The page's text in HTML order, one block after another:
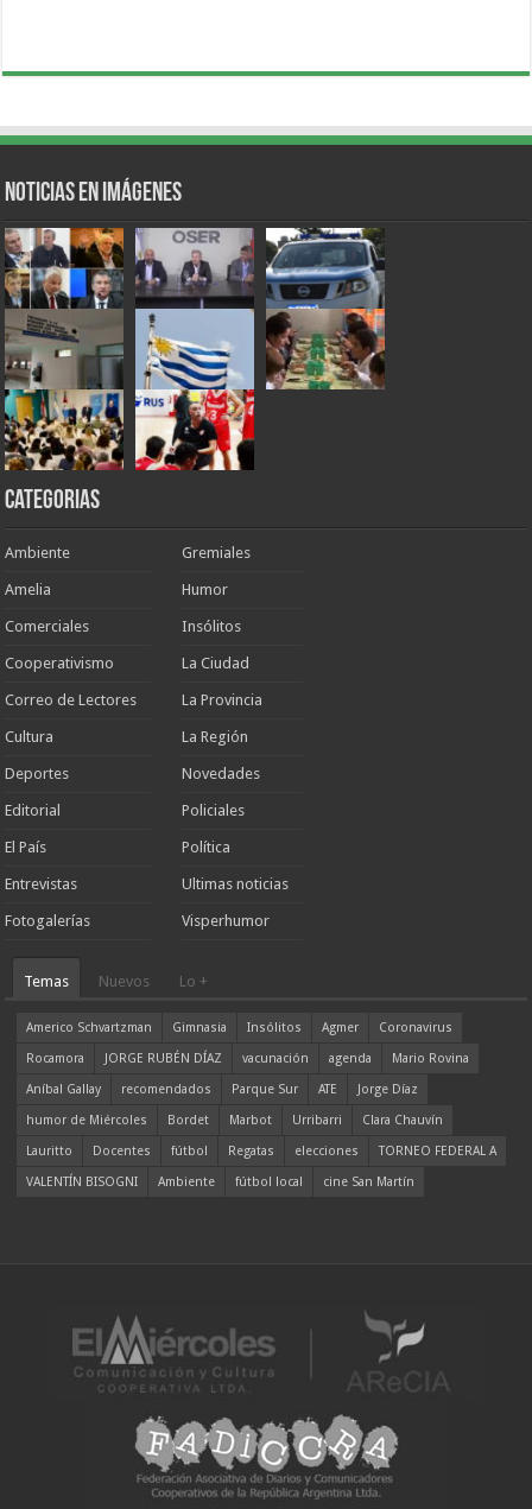
Noticias en Imágenes
Categorias
Ambiente
Amelia
Comerciales
Cooperativismo
Correo de Lectores
Cultura
Deportes
Editorial
El País
Entrevistas
Fotogalerías
Gremiales
Humor
Insólitos
La Ciudad
La Provincia
La Región
Novedades
Policiales
Política
Ultimas noticias
Visperhumor
Temas Nuevos Lo +
Americo Schvartzman Gimnasia Insólitos Agmer
Coronavirus
Rocamora
JORGE RUBÉN DÍAZ vacunación agenda
Mario Rovina
Aníbal Gallay
recomendados Parque Sur ATE
Jorge Díaz
humor de Miércoles
Bordet Marbot Urribarri
Clara Chauvín
Lauritto
Docentes fútbol Regatas elecciones
TORNEO FEDERAL A
VALENTÍN BISOGNI
Ambiente fútbol local cine San Martín